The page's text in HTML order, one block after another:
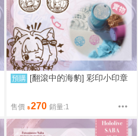
預購 [翻滾中的海豹] 彩印小印章
售價 270 銷量:1